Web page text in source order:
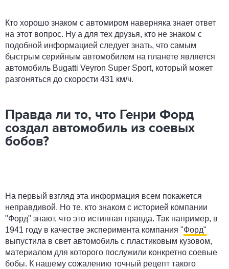
Кто хорошо знаком с автомиром наверняка знает ответ
на этот вопрос. Ну а для тех друзья, кто не знаком с
подобной информацией следует знать, что самым
быстрым серийным автомобилем на планете является
автомобиль Bugatti Veyron Super Sport, который может
разгоняться до скорости 431 км/ч.
Правда ли то, что Генри Форд
создал автомобиль из соевых
бобов?
На первый взгляд эта информация всем покажется
неправдивой. Но те, кто знаком с историей компании
"Форд" знают, что это истинная правда. Так например, в
1941 году в качестве эксперимента компания "Форд"
выпустила в свет автомобиль с пластиковым кузовом,
материалом для которого послужили конкретно соевые
бобы. К нашему сожалению точный рецепт такого